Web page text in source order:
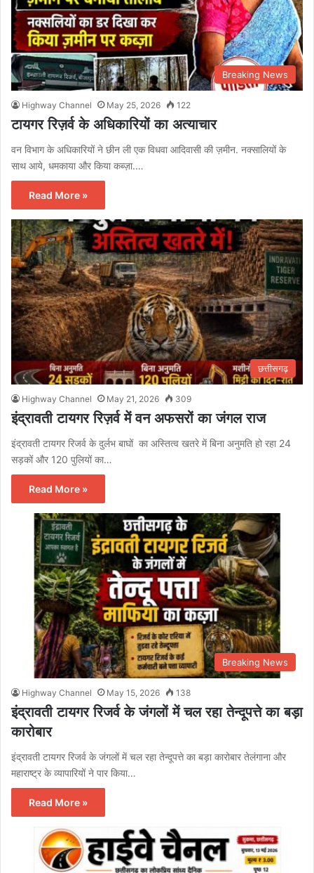
Breaking News
Highway Channel May 25, 2026 122
टायगर रिज़र्व के अधिकारियों का अत्याचार
वन विभाग के अधिकारियों ने छीन ली एक विधवा आदिवासी की ज़मीन. नक्सालियों के
साथ आये, धमकाया और किया कब्ज़ा.…
Read More »
छत्तीसगढ़
Highway Channel May 21, 2026 309
इंद्रावती टायगर रिज़र्व में वन अफसरों का जंगल राज
इंद्रावती टायगर रिजर्व के दुर्लभ बाघों का अस्तित्व खतरे में बिना अनुमति हो रहा 24
सड़कों और 120 पुलियों का…
Read More »
Breaking News
Highway Channel May 15, 2026 138
इंद्रावती टायगर रिजर्व के जंगलों में चल रहा तेन्दूपत्ते का बड़ा
कारोबार
इंद्रावती टायगर रिजर्व के जंगलों में चल रहा तेन्दूपत्ते का बड़ा कारोबार तेलंगाना और
महाराष्ट्र के व्यापारियों ने पार किया…
Read More »